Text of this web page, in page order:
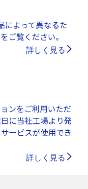
によって異なるた
ご覧ください。
詳しく見る
ンをご利用いただ
に当社工場より発
ービスが使用でき
詳しく見る